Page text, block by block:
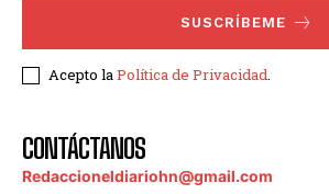
SUSCRÍBEME
Acepto laPolítica de Privacidad.
CONTÁCTANOS
Redaccioneldiariohn@gmail.com